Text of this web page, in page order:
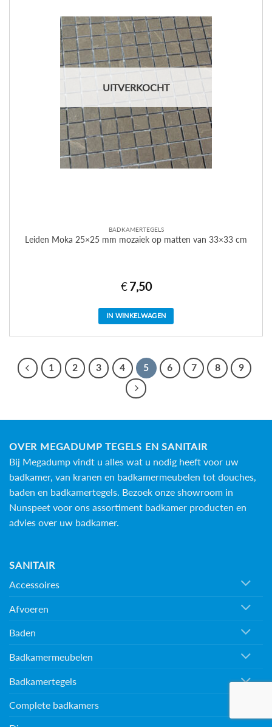
UITVERKOCHT
BADKAMERTEGELS
Leiden Moka 25×25 mm mozaiek op matten van 33×33 cm
€ 7,50
IN WINKELWAGEN
1 2 3 4 5 6 7 8 9
OVER MEGADUMP TEGELS EN SANITAIR
Bij Megadump vindt u alles wat u nodig heeft voor uw
badkamer, van kranen en badkamermeubelen tot douches,
baden en badkamertegels. Bezoek onze showroom in
Nunspeet voor ons assortiment badkamer producten en
advies over uw badkamer.
SANITAIR
Accessoires
Afvoeren
Baden
Badkamermeubelen
Badkamertegels
Complete badkamers